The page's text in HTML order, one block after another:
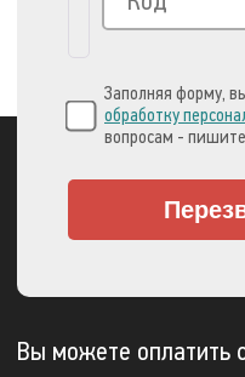
Заполняя форму,
обработку
вопросам -
Вы можете оплатить